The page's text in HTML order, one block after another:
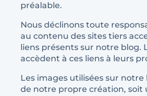
préalable.
Nous déclinons toute
au contenu des sites tiers
liens présents sur notre blog.
accèdent à ces liens à leurs
Les images utilisées sur notre
de notre propre création, soit